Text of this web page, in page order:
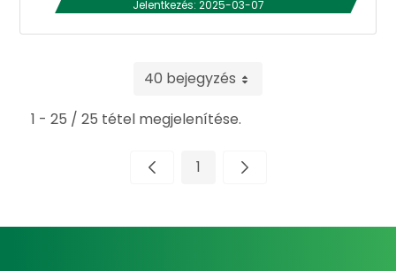
Jelentkezés: 2025-03-07
40 bejegyzés
1 - 25 / 25 tétel megjelenítése.
Oldal
1